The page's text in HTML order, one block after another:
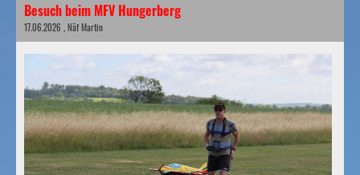
Besuch beim MFV Hungerberg
17.06.2026 , Näf Martin